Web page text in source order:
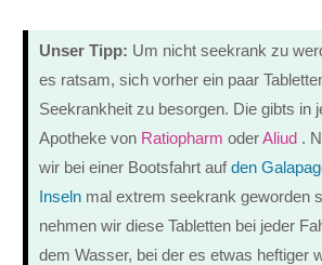
Unser Tipp: Um nicht seekrank zu
es ratsam, sich vorher ein paar
Seekrankheit zu besorgen. Die gibts in
Apotheke von Ratiopharm oderAliud .
wir bei einer Bootsfahrt aufden
Inseln mal extrem seekrank geworden
nehmen wir diese Tabletten bei jeder
dem Wasser, bei der es etwas heftiger